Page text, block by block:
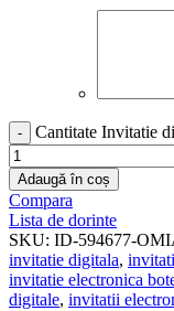
Cantitate Invitatie
Adaugă în coș
Compara
Lista de dorinte
SKU: ID-594677-
invitatie digitala,
invitatie electronica
digitale, invitatii